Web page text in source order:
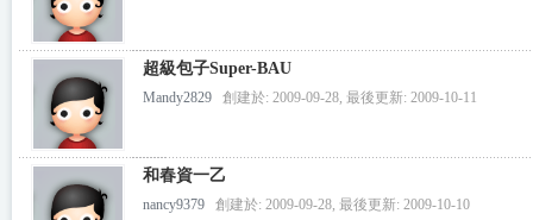
超級包子Super-BAU
Mandy2829 創建於: 2009-09-28, 最後更新: 2009-10-11
和春資一乙
nancy9379 創建於: 2009-09-28, 最後更新: 2009-10-10